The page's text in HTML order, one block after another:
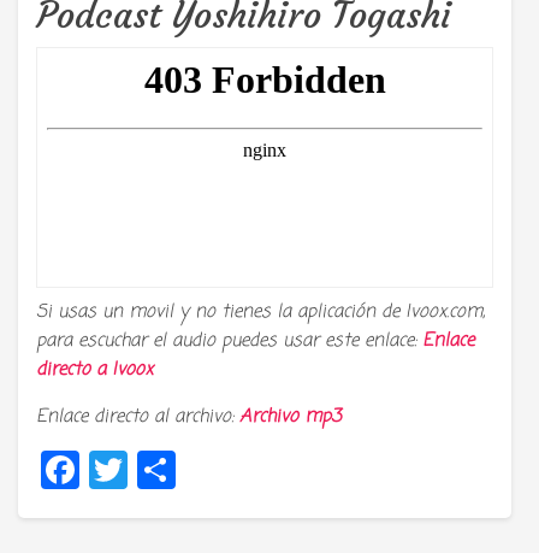
Podcast Yoshihiro Togashi
Si usas un movil y no tienes la aplicación de Ivoox.com,
para escuchar el audio puedes usar este enlace: Enlace
directo aIvoox
Enlace directo al archivo:Archivo mp3
Facebook
Twitter